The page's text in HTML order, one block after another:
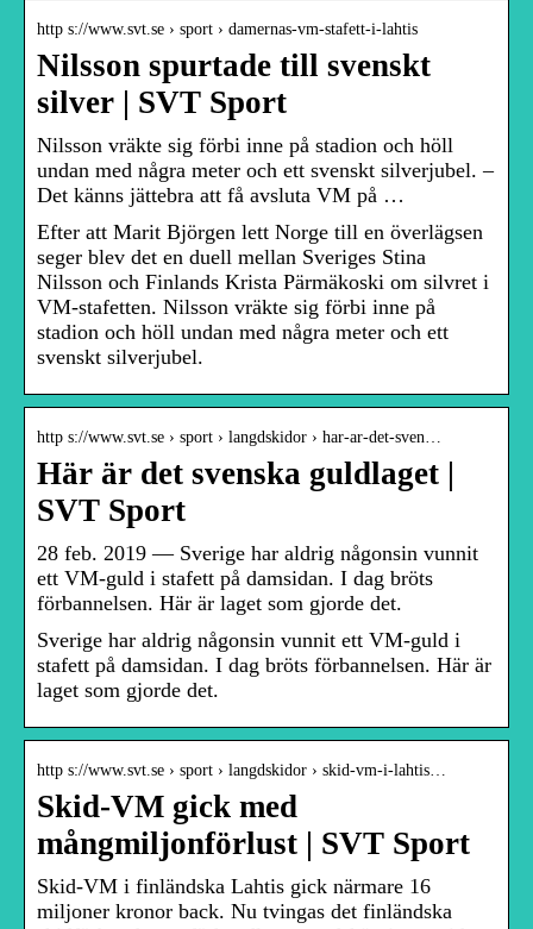
http s://www.svt.se › sport › damernas-vm-stafett-i-lahtis
Nilsson spurtade till svenskt
silver | SVT Sport
Nilsson vräkte sig förbi inne på stadion och höll
undan med några meter och ett svenskt silverjubel. –
Det känns jättebra att få avsluta VM på …
Efter att Marit Björgen lett Norge till en överlägsen
seger blev det en duell mellan Sveriges Stina
Nilsson och Finlands Krista Pärmäkoski om silvret i
VM-stafetten. Nilsson vräkte sig förbi inne på
stadion och höll undan med några meter och ett
svenskt silverjubel.
http s://www.svt.se › sport › langdskidor › har-ar-det-sven…
Här är det svenska guldlaget |
SVT Sport
28 feb. 2019 — Sverige har aldrig någonsin vunnit
ett VM-guld i stafett på damsidan. I dag bröts
förbannelsen. Här är laget som gjorde det.
Sverige har aldrig någonsin vunnit ett VM-guld i
stafett på damsidan. I dag bröts förbannelsen. Här är
laget som gjorde det.
http s://www.svt.se › sport › langdskidor › skid-vm-i-lahtis…
Skid-VM gick med
mångmiljonförlust | SVT Sport
Skid-VM i finländska Lahtis gick närmare 16
miljoner kronor back. Nu tvingas det finländska